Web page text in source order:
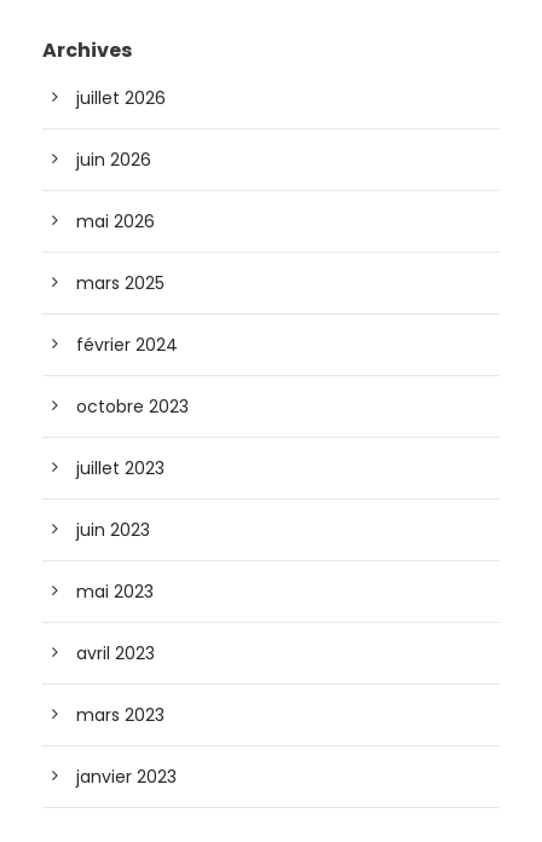
Archives
juillet 2026
juin 2026
mai 2026
mars 2025
février 2024
octobre 2023
juillet 2023
juin 2023
mai 2023
avril 2023
mars 2023
janvier 2023